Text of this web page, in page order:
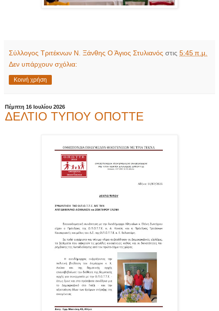
Σύλλογος Τριτέκνων Ν. Ξάνθης Ο Άγιος Στυλιανός στις 5:45 π.μ.
Δεν υπάρχουν σχόλια:
Κοινή χρήση
Πέμπτη 16 Ιουλίου 2026
ΔΕΛΤΙΟ ΤΥΠΟΥ ΟΠΟΤΤΕ